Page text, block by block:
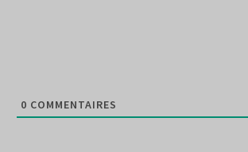
0 COMMENTAIRES